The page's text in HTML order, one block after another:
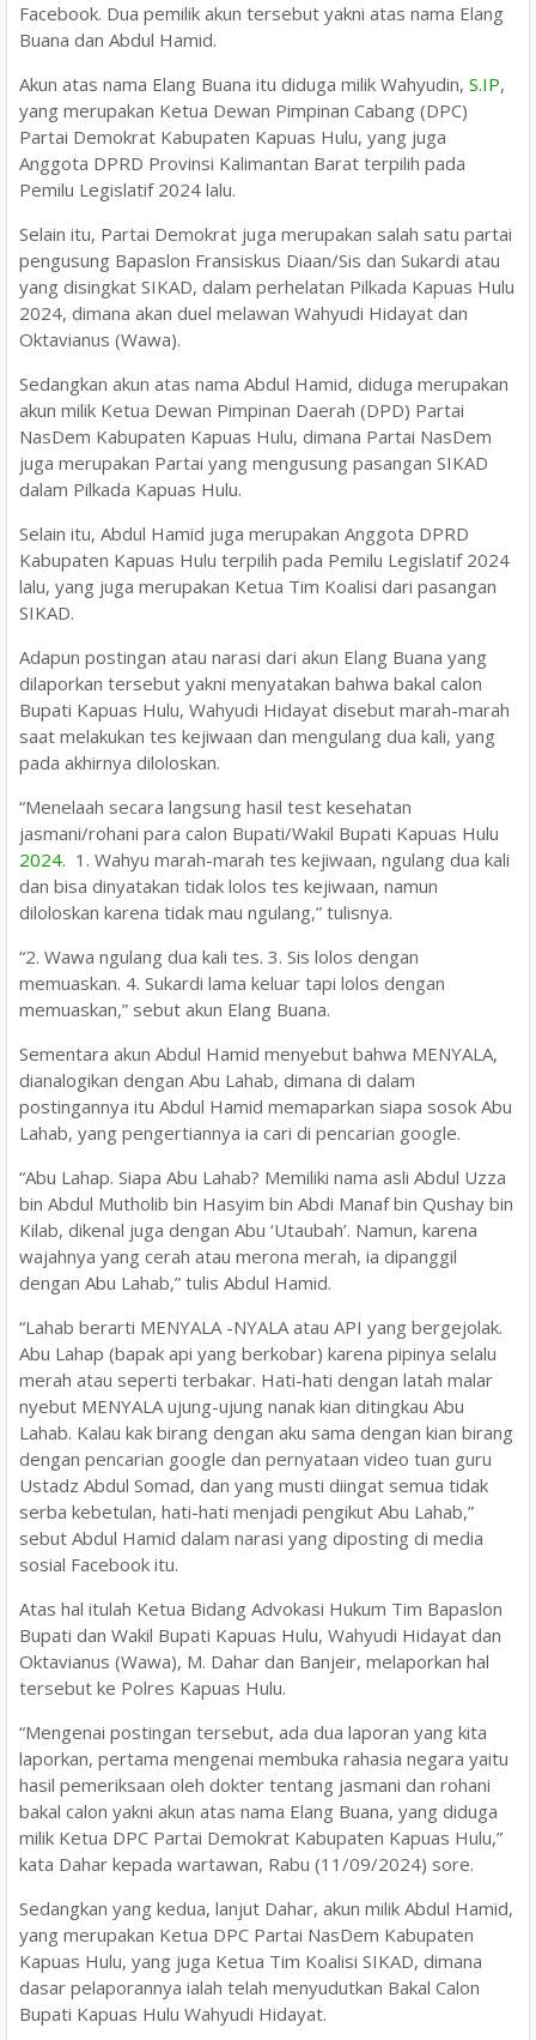
Facebook. Dua pemilik akun tersebut yakni atas nama Elang
Buana dan Abdul Hamid.
Akun atas nama Elang Buana itu diduga milik Wahyudin, S.IP,
yang merupakan Ketua Dewan Pimpinan Cabang (DPC)
Partai Demokrat Kabupaten Kapuas Hulu, yang juga
Anggota DPRD Provinsi Kalimantan Barat terpilih pada
Pemilu Legislatif 2024 lalu.
Selain itu, Partai Demokrat juga merupakan salah satu partai
pengusung Bapaslon Fransiskus Diaan/Sis dan Sukardi atau
yang disingkat SIKAD, dalam perhelatan Pilkada Kapuas Hulu
2024, dimana akan duel melawan Wahyudi Hidayat dan
Oktavianus (Wawa).
Sedangkan akun atas nama Abdul Hamid, diduga merupakan
akun milik Ketua Dewan Pimpinan Daerah (DPD) Partai
NasDem Kabupaten Kapuas Hulu, dimana Partai NasDem
juga merupakan Partai yang mengusung pasangan SIKAD
dalam Pilkada Kapuas Hulu.
Selain itu, Abdul Hamid juga merupakan Anggota DPRD
Kabupaten Kapuas Hulu terpilih pada Pemilu Legislatif 2024
lalu, yang juga merupakan Ketua Tim Koalisi dari pasangan
SIKAD.
Adapun postingan atau narasi dari akun Elang Buana yang
dilaporkan tersebut yakni menyatakan bahwa bakal calon
Bupati Kapuas Hulu, Wahyudi Hidayat disebut marah-marah
saat melakukan tes kejiwaan dan mengulang dua kali, yang
pada akhirnya diloloskan.
“Menelaah secara langsung hasil test kesehatan
jasmani/rohani para calon Bupati/Wakil Bupati Kapuas Hulu
2024. 1. Wahyu marah-marah tes kejiwaan, ngulang dua kali
dan bisa dinyatakan tidak lolos tes kejiwaan, namun
diloloskan karena tidak mau ngulang,” tulisnya.
“2. Wawa ngulang dua kali tes. 3. Sis lolos dengan
memuaskan. 4. Sukardi lama keluar tapi lolos dengan
memuaskan,” sebut akun Elang Buana.
Sementara akun Abdul Hamid menyebut bahwa MENYALA,
dianalogikan dengan Abu Lahab, dimana di dalam
postingannya itu Abdul Hamid memaparkan siapa sosok Abu
Lahab, yang pengertiannya ia cari di pencarian google.
“Abu Lahap. Siapa Abu Lahab? Memiliki nama asli Abdul Uzza
bin Abdul Mutholib bin Hasyim bin Abdi Manaf bin Qushay bin
Kilab, dikenal juga dengan Abu ‘Utaubah’. Namun, karena
wajahnya yang cerah atau merona merah, ia dipanggil
dengan Abu Lahab,” tulis Abdul Hamid.
“Lahab berarti MENYALA -NYALA atau API yang bergejolak.
Abu Lahap (bapak api yang berkobar) karena pipinya selalu
merah atau seperti terbakar. Hati-hati dengan latah malar
nyebut MENYALA ujung-ujung nanak kian ditingkau Abu
Lahab. Kalau kak birang dengan aku sama dengan kian birang
dengan pencarian google dan pernyataan video tuan guru
Ustadz Abdul Somad, dan yang musti diingat semua tidak
serba kebetulan, hati-hati menjadi pengikut Abu Lahab,”
sebut Abdul Hamid dalam narasi yang diposting di media
sosial Facebook itu.
Atas hal itulah Ketua Bidang Advokasi Hukum Tim Bapaslon
Bupati dan Wakil Bupati Kapuas Hulu, Wahyudi Hidayat dan
Oktavianus (Wawa), M. Dahar dan Banjeir, melaporkan hal
tersebut ke Polres Kapuas Hulu.
“Mengenai postingan tersebut, ada dua laporan yang kita
laporkan, pertama mengenai membuka rahasia negara yaitu
hasil pemeriksaan oleh dokter tentang jasmani dan rohani
bakal calon yakni akun atas nama Elang Buana, yang diduga
milik Ketua DPC Partai Demokrat Kabupaten Kapuas Hulu,”
kata Dahar kepada wartawan, Rabu (11/09/2024) sore.
Sedangkan yang kedua, lanjut Dahar, akun milik Abdul Hamid,
yang merupakan Ketua DPC Partai NasDem Kabupaten
Kapuas Hulu, yang juga Ketua Tim Koalisi SIKAD, dimana
dasar pelaporannya ialah telah menyudutkan Bakal Calon
Bupati Kapuas Hulu Wahyudi Hidayat.